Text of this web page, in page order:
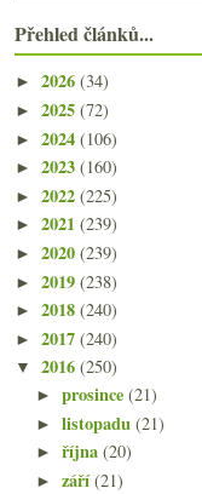
Přehled článků...
► 2026 (34)
► 2025 (72)
► 2024 (106)
► 2023 (160)
► 2022 (225)
► 2021 (239)
► 2020 (239)
► 2019 (238)
► 2018 (240)
► 2017 (240)
▼ 2016 (250)
►prosince(21)
►listopadu(21)
►října(20)
►září(21)